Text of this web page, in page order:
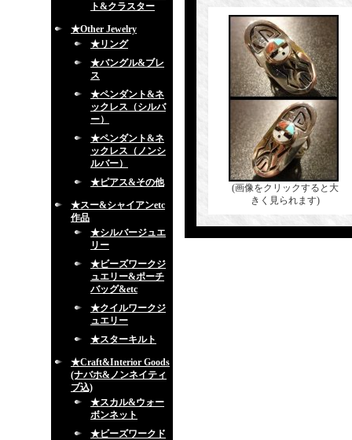
ト&クラスター
★Other Jewelry
★リング
★バングル&ブレ
ス
★ペンダント&ネ
ックレス（シルバ
ー）
★ペンダント&ネ
ックレス（ノンシ
ルバー）
★ピアス&その他
★スー&シャイアンetc
作品
★シルバージュエ
リー
★ビーズワークジ
ュエリー&ポーチ
バッグ&etc
★クイルワークジ
ュエリー
★スターキルト
★Craft&Interior Goods
(ナバホ&ノンネイティ
ブ込)
★スカル&ウォー
ボンネット
★ビーズワークド
(画像をクリックすると大
きく見られます)